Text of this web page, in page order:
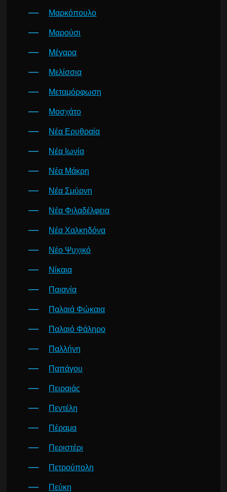
Μαρκόπουλο
Μαρούσι
Μέγαρα
Μελίσσια
Μεταμόρφωση
Μοσχάτο
Νέα Ερυθραία
Νέα Ιωνία
Νέα Μάκρη
Νέα Σμύρνη
Νέα Φιλαδέλφεια
Νέα Χαλκηδόνα
Νέο Ψυχικό
Νίκαια
Παιανία
Παλαιά Φώκαια
Παλαιό Φάληρο
Παλλήνη
Παπάγου
Πειραιάς
Πεντέλη
Πέραμα
Περιστέρι
Πετρούπολη
Πεύκη